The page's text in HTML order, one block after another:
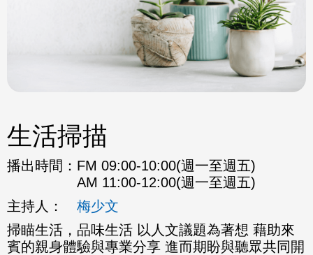
生活掃描
播出時間： FM 09:00-10:00(週一至週五)
AM 11:00-12:00(週一至週五)
主持人：
梅少文
掃瞄生活，品味生活 以人文議題為著想 藉助來
賓的親身體驗與專業分享 進而期盼與聽眾共同開